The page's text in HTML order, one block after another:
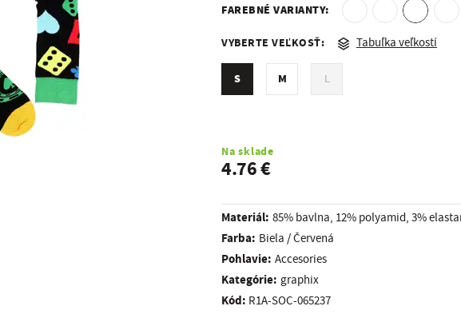
FAREBNÉ VARIANTY:
VYBERTE VEĽKOSŤ: Tabuľka veľkostí
S M L
Na sklade
4.76 €
Materiál: 85% bavlna, 12% polyamid, 3%
Farba: Biela / Červená
Pohlavie: Accesories
kategórie: graphix
Kód: R1A-SOC-065237